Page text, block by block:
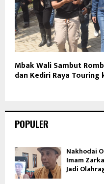
Mbak Wali Sambut
dan Kediri Raya
POPULER
Nakhodai
Imam
Jadi